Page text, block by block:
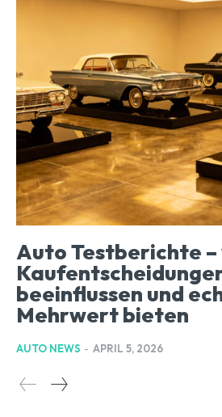
Auto Testberichte –
beeinflussen und
Mehrwert bieten
AUTO NEWS - APRIL 5, 2026